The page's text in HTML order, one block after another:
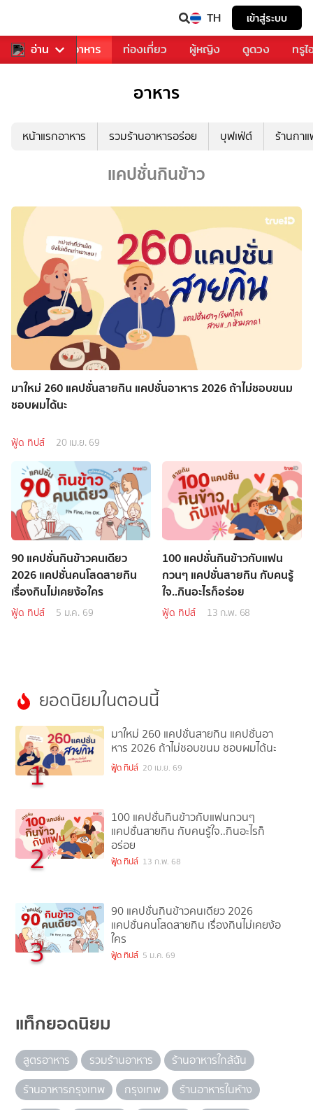
TH เข้าสู่ระบบ
อ่าน
การเพลง อาหาร ท่องเที่ยว ผู้หญิง ดูดวง ทรู
อาหาร
หน้าแรกอาหาร รวมร้านอาหารอร่อย บุฟเฟ่ต์ ร้านกา
แคปชั่นกินข้าว
มาใหม่ 260 แคปชั่นสายกิน แคปชั่นอาหาร 2026 ถ้าไม่ชอบขนม
ชอบผมได้นะ
ฟู้ด ทิปส์ 20 เม.ย. 69
90 แคปชั่นกินข้าวคนเดียว
2026 แคปชั่นคนโสดสายกิน
เรื่องกินไม่เคยง้อใคร
ฟู้ด ทิปส์ 5 ม.ค. 69
100 แคปชั่นกินข้าวกับแฟน
กวนๆ แคปชั่นสายกิน กับคนรู้
ใจ..กินอะไรก็อร่อย
ฟู้ด ทิปส์ 13 ก.พ. 68
ยอดนิยมในตอนนี้
1
มาใหม่ 260 แคปชั่นสายกิน แคปชั่นอา
หาร 2026 ถ้าไม่ชอบขนม ชอบผมได้นะ
ฟู้ด ทิปส์ 20 เม.ย. 69
2
100 แคปชั่นกินข้าวกับแฟนกวนๆ
แคปชั่นสายกิน กับคนรู้ใจ..กินอะไรก็
อร่อย
ฟู้ด ทิปส์ 13 ก.พ. 68
3
90 แคปชั่นกินข้าวคนเดียว 2026
แคปชั่นคนโสดสายกิน เรื่องกินไม่เคยง้อ
ใคร
ฟู้ด ทิปส์ 5 ม.ค. 69
แท็กยอดนิยม
สูตรอาหาร รวมร้านอาหาร
ร้านอาหารใกล้ฉัน
ร้านอาหารกรุงเทพ
กรุงเทพ
ร้านอาหารในห้าง